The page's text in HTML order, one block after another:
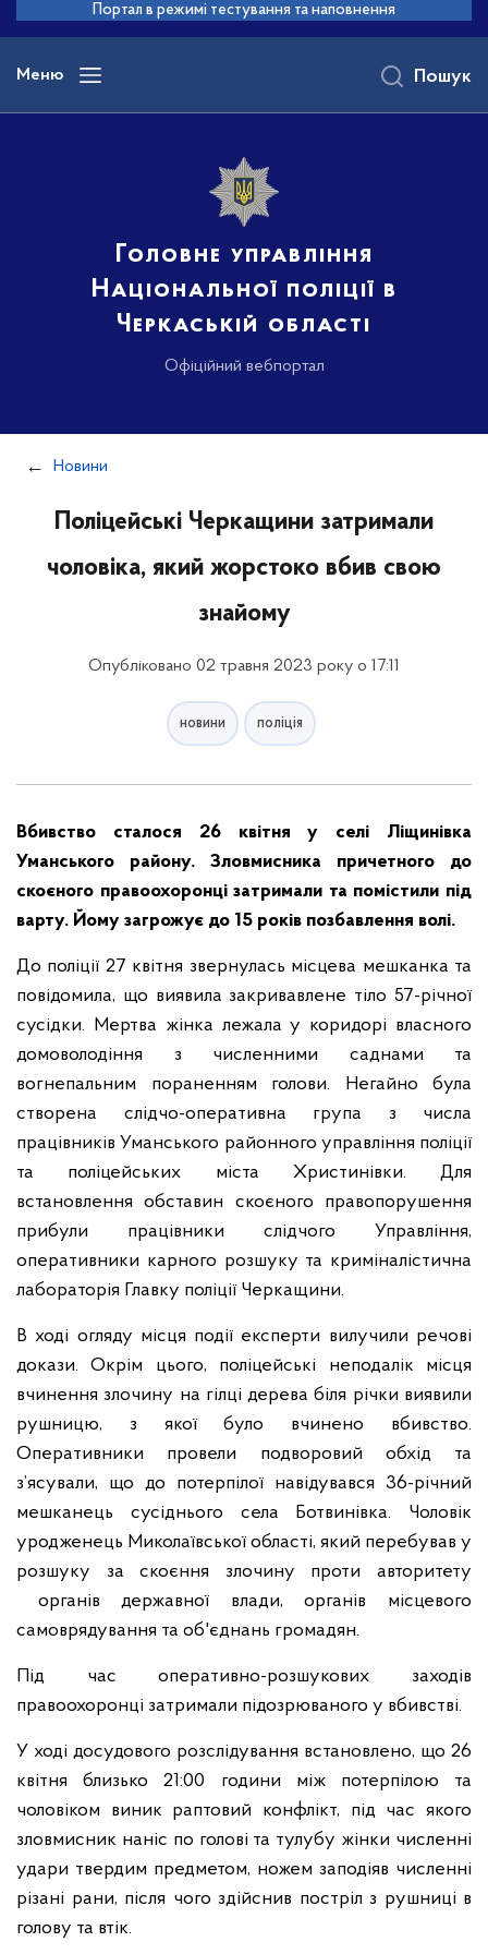
основного
вмісту
Портал в режимі тестування та наповнення
Меню
Головне управління
Національної поліції в
Черкаській області
Офіційний вебпортал
Пошук
Новини
Поліцейські Черкащини затримали
чоловіка, який жорстоко вбив свою
знайому
Опубліковано 02 травня 2023 року о 17:11
новини поліція
Вбивство сталося 26 квітня у селі Ліщинівка
Уманського району. Зловмисника причетного до
скоєного правоохоронці затримали та помістили під
варту. Йому загрожує до 15 років позбавлення волі.
До поліції 27 квітня звернулась місцева мешканка та
повідомила, що виявила закривавлене тіло 57-річної
сусідки. Мертва жінка лежала у коридорі власного
домоволодіння з численними саднами та
вогнепальним пораненням голови. Негайно була
створена слідчо-оперативна група з числа
працівників Уманського районного управління поліції
та поліцейських міста Христинівки. Для
встановлення обставин скоєного правопорушення
прибули працівники слідчого Управління,
оперативники карного розшуку та криміналістична
лабораторія Главку поліції Черкащини.
В ході огляду місця події експерти вилучили речові
докази. Окрім цього, поліцейські неподалік місця
вчинення злочину на гілці дерева біля річки виявили
рушницю, з якої було вчинено вбивство.
Оперативники провели подворовий обхід та
з’ясували, що до потерпілої навідувався 36-річний
мешканець сусіднього села Ботвинівка. Чоловік
уродженець Миколаївської області, який перебував у
розшуку за скоєння злочину проти авторитету
органів державної влади, органів місцевого
самоврядування та об'єднань громадян.
Під час оперативно-розшукових заходів
правоохоронці затримали підозрюваного у вбивстві.
У ході досудового розслідування встановлено, що 26
квітня близько 21:00 години між потерпілою та
чоловіком виник раптовий конфлікт, під час якого
зловмисник наніс по голові та тулубу жінки численні
удари твердим предметом, ножем заподіяв численні
різані рани, після чого здійснив постріл з рушниці в
голову та втік.